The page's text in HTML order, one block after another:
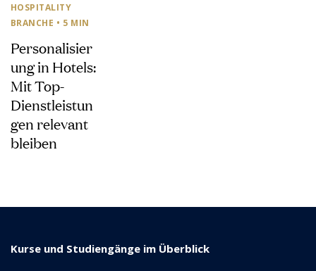
HOSPITALITY
BRANCHE • 5 MIN
Personalisier
ung in Hotels:
Mit Top-
Dienstleistun
gen relevant
bleiben
Kurse und Studiengänge im Überblick